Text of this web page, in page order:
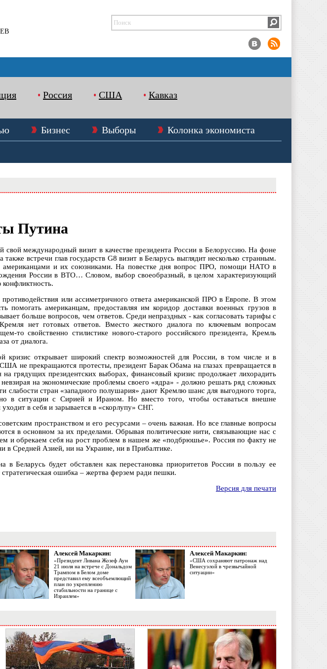
Россия США Кавказ
Бизнес Выборы
Колонка экономиста
Путина
международный визит в качестве президента России в Белоруссию. На фоне
встречи глав государств G8 визит в Беларусь выглядит несколько странным.
с американцами и их союзниками. На повестке дня вопрос ПРО, помощи НАТО в
России в ВТО… Словом, выбор своеобразный, в целом характеризующий
конфликтность.
или ассиметричного ответа американской ПРО в Европе. В этом
помогать американцам, предоставляя им коридор доставки военных грузов в
больше вопросов, чем ответов. Среди непраздных - как согласовать тарифы с
нет готовых ответов. Вместо жесткого диалога по ключевым вопросам
то свойственно стилистике нового-старого российского президента, Кремль
от диалога.
кризис открывает широкий спектр возможностей для России, в том числе и в
не прекращаются протесты, президент Барак Обама на глазах превращается в
грядущих президентских выборах, финансовый кризис продолжает лихорадить
на экономические проблемы своего «ядра» - должно решать ряд сложных
слабости стран «западного полушария» дают Кремлю шанс для выгодного торга,
в ситуации с Сирией и Ираном. Но вместо того, чтобы оставаться внешне
в себя и зарывается в «скорлупу» СНГ.
пространством и его ресурсами – очень важная. Но все главные вопросы
в основном за их пределами. Обрывая политические нити, связывающие нас с
и обрекаем себя на рост проблем в нашем же «подбрюшье». Россия по факту не
в Средней Азией, ни на Украине, ни в Прибалтике.
Беларусь будет обставлен как перестановка приоритетов России в пользу ее
ошибка – жертва ферзем ради пешки.
Версия для печати
Алексей Макаркин:
«Президент Ливана Жозеф Аун
21 июля на встрече с Дональдом
Трампом в Белом доме
представил ему всеобъемлющий
план по укреплению
стабильности на границе с
Израилем»
Алексей Макаркин:
«США сохраняют патронаж над
Венесуэлой в чрезвычайной
ситуации»